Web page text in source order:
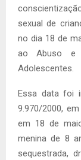
sexual de
no dia 18 de
ao Abuso e
Adolescentes.
Essa data foi
9.970/2000,
em 18 de
menina de 8
sequestrada,